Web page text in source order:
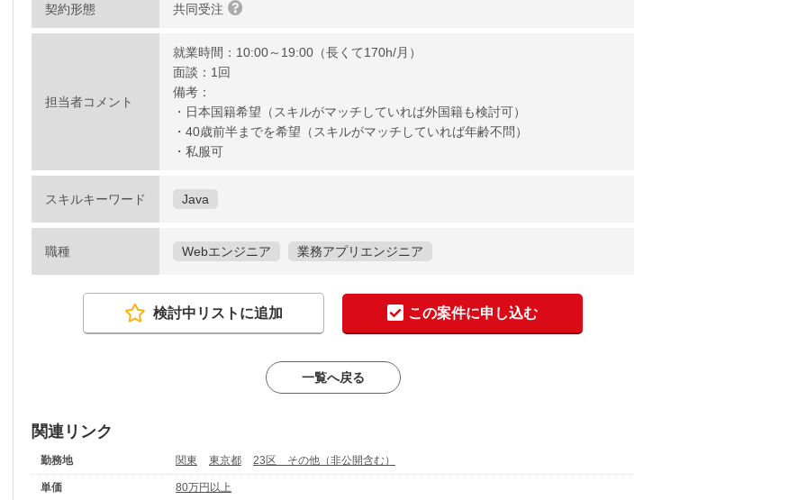
契約形態 共同受注
担当者コメント
就業時間：10:00～19:00（長くて170h/月）
面談：1回
備考：
・日本国籍希望（スキルがマッチしていれば外国籍も検討可）
・40歳前半までを希望（スキルがマッチしていれば年齢不問）
・私服可
スキルキーワード Java
職種 Webエンジニア 業務アプリエンジニア
検討中リストに追加 この案件に申し込む
一覧へ戻る
関連リンク
勤務地 関東 東京都 23区 その他（非公開含む）
単価 80万円以上